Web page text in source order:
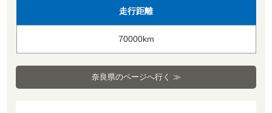
走行距離
70000km
奈良県のページへ行く ≫